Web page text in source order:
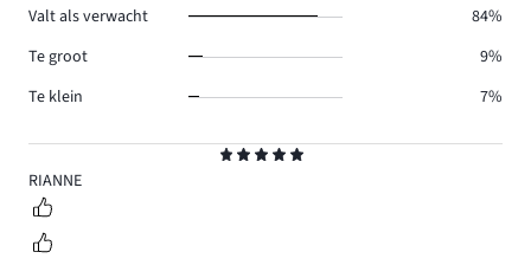
5
RIANNE
Valt als verwacht
84%
Te groot
9%
Te klein
7%